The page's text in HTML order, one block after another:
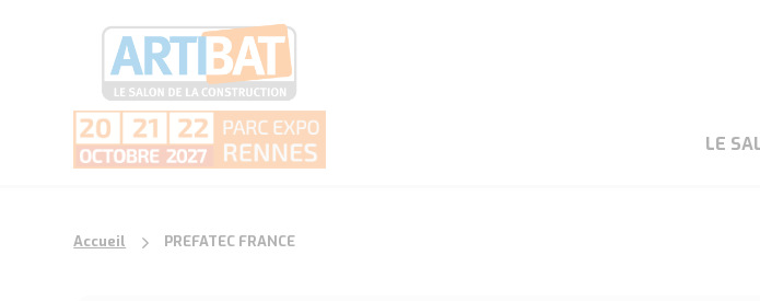
LE
Accueil PREFATEC FRANCE